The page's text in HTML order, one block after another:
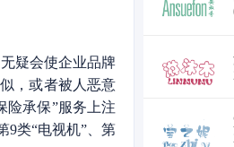
疑会使企业品牌
，或者被人恶意
险承保”服务上注
9类“电视机”、第
￥
￥